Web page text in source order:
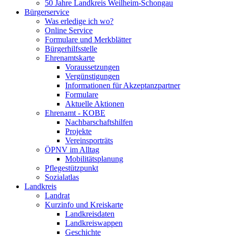
50 Jahre Landkreis Weilheim-Schongau
Bürgerservice
Was erledige ich wo?
Online Service
Formulare und Merkblätter
Bürgerhilfsstelle
Ehrenamtskarte
Voraussetzungen
Vergünstigungen
Informationen für Akzeptanzpartner
Formulare
Aktuelle Aktionen
Ehrenamt - KOBE
Nachbarschaftshilfen
Projekte
Vereinsporträts
ÖPNV im Alltag
Mobilitätsplanung
Pflegestützpunkt
Sozialatlas
Landkreis
Landrat
Kurzinfo und Kreiskarte
Landkreisdaten
Landkreiswappen
Geschichte